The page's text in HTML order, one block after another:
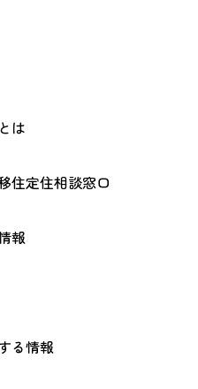
は
住定住相談窓口
報
る情報